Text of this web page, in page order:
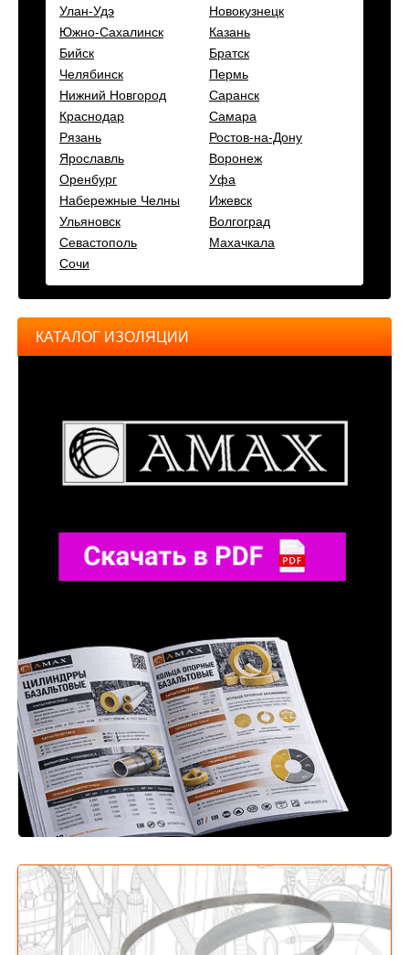
Улан-Удэ
Новокузнецк
Южно-Сахалинск
Казань
Бийск
Братск
Челябинск
Пермь
Нижний Новгород
Саранск
Краснодар
Самара
Рязань
Ростов-на-Дону
Ярославль
Воронеж
Оренбург
Уфа
Набережные Челны
Ижевск
Ульяновск
Волгоград
Севастополь
Махачкала
Сочи
КАТАЛОГ ИЗОЛЯЦИИ